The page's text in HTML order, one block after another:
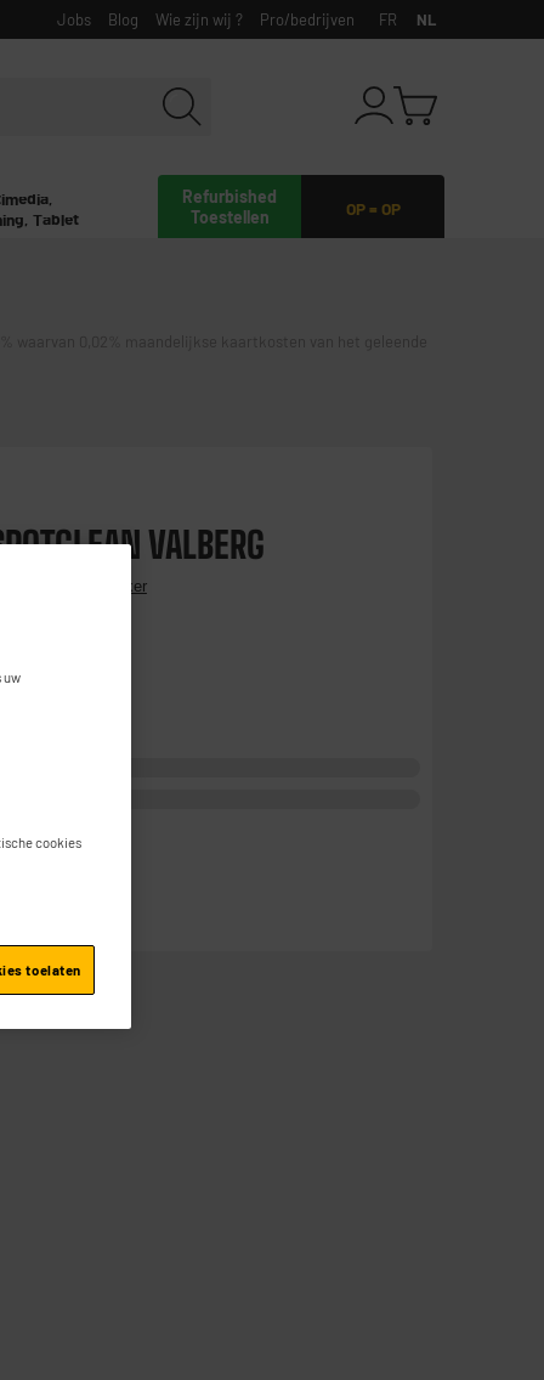
Jobs Blog Wie zijn wij ? Pro/bedrijven FR NL
OP = OP
Refurbished
Toestellen
Tablet
waarvan 0,02% maandelijkse kaartkosten van het geleende
VALBERG
een gebruiker
uw
cookies
toelaten